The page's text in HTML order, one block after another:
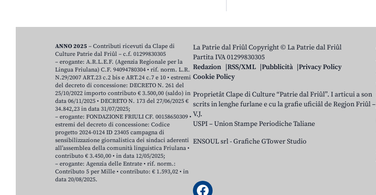
La Patrie dal Friûl Copyright © La Patrie dal Friûl
Partita IVA 01299830305
Redazion
RSS/XML Pubblicità
Privacy Policy
Cookie Policy
Proprietât Clape di Culture “Patrie dal Friûl”. I articui a son
scrits in lenghe furlane e cu la grafie uficiâl de Regjon Friûl –
V.J.
USPI – Union Stampe Periodiche Taliane
ENSOUL srl-Grafiche GTower Studio
ANNO 2025 – Contributi ricevuti da Clape di
Culture Patrie dal Friûl – c.f. 01299830305
– erogante: A.R.L.E.F. (Agenzia Regionale per la
Lingua Friulana) C.F. 94094780304 • rif. norm. L.R.
N.29/2007 ART.23 c.2 bis e ART.24 c.7 e 10 • estremi
del decreto di concessione: DECRETO N. 261 del
25/10/2022 importo contributo € 3.500,00 (saldo) in
data 06/11/2025 • DECRETO N. 173 del 27/06/2025 €
34.842,23 in data 31/07/2025;
– erogante: FONDAZIONE FRIULI CF. 00158650309 •
estremi del decreto di concessione: Codice
progetto 2024-0124 ID 23405 campagna di
sensibilizzazione giornalistica dei sindaci aderenti
all’assemblea della comunità linguistica Friulana •
contributo € 3.450,00 • in data 12/05/2025;
– erogante: Agenzia delle Entrate • rif. norm.:
Contributo 5 per Mille • contributo: € 1.593,02 • in
data 20/08/2025.